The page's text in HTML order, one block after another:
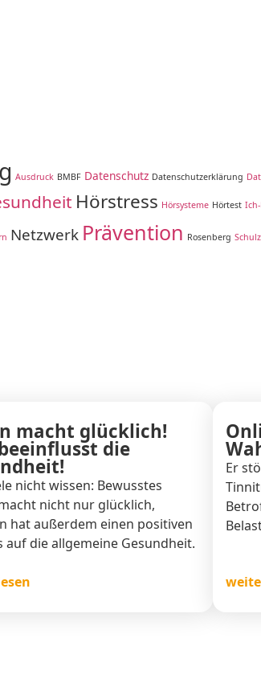
Ausdruck BMBF Datenschutz Datenschutzerklärung
Hörstress Hörsysteme Hörtest
Netzwerk Prävention Rosenberg
macht glücklich!
die
nicht wissen: Bewusstes
nicht nur glücklich,
hat außerdem einen positiven
auf die allgemeine Gesundheit.
Er